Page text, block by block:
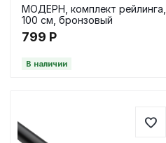
МОДЕРН, комплект рейлинга,
100 см, бронзовый
799 Р
В наличии